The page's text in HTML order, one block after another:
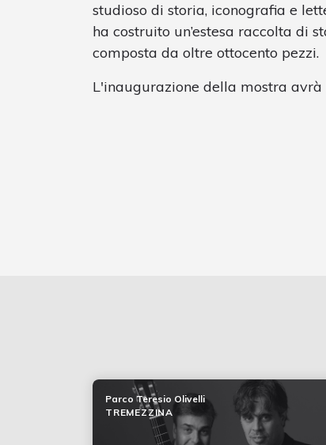
studioso di storia, iconografia e
ha costruito un’estesa raccolta di
composta da oltre ottocento pezzi.
L'inaugurazione della mostra
Parco Teresio Olivelli
TREMEZZINA